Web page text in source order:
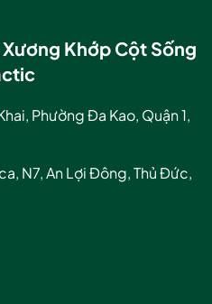
Xương Khớp Cột Sống
Phường Đa Kao, Quận 1,
N7, An Lợi Đông, Thủ Đức,